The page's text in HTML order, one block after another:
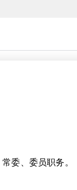
委、委员职务。